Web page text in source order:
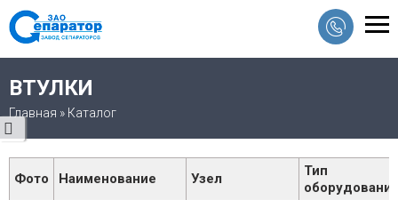
ВТУЛКИ
Главная » Каталог
Фото Наименование Узел
Тип
оборудования